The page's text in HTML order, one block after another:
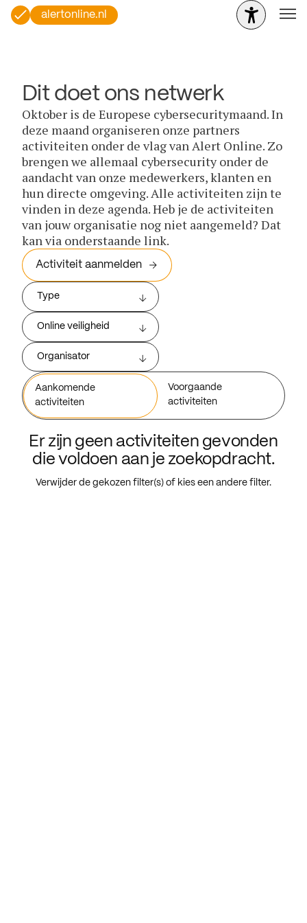
alertonline.nl
Dit doet ons netwerk
Oktober is de Europese cybersecuritymaand. In
deze maand organiseren onze partners
activiteiten onder de vlag van Alert Online. Zo
brengen we allemaal cybersecurity onder de
aandacht van onze medewerkers, klanten en
hun directe omgeving. Alle activiteiten zijn te
vinden in deze agenda. Heb je de activiteiten
van jouw organisatie nog niet aangemeld? Dat
kan via onderstaande link.
Activiteit aanmelden
Type
Online veiligheid
Organisator
Aankomende
activiteiten
Voorgaande
activiteiten
Er zijn geen activiteiten gevonden
die voldoen aan je zoekopdracht.
Verwijder de gekozen filter(s) of kies een andere filter.